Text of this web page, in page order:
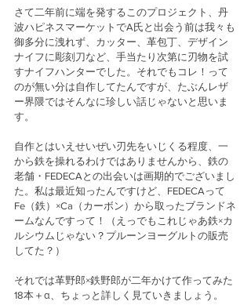
さて二年前に端を発するこのプロジェクト、丹
波ハピネスマーケットでA氏と出会う前は我々も
御多分に洩れず、カッター、革包丁、デザイン
ナイフに彫刻刀など、手当たり次第に刃物を試
すナイフハンターでした。それでもコレ！って
のが無い分は自作してたんですが、たぶんレザ
ー界隈ではそんなに珍しい話じゃないと思いま
す。
自作とはいえせいぜい刃先をいじくる程度、一
から鉄を操れるわけではありませんから、鉄の
老舗・FEDECAとの出会いは画期的でございまし
た。私は最近知ったんですけど、FEDECAって
Fe（鉄）×Ca（カーボン）から取ったブランドネ
ームなんですって！（えっでもこれじゃあ鉄×カ
ルシウムじゃない？プルーンヨーグルトの販売
してた？）
それでは革野郎×鉄野郎が二年かけて作ってみた
18本＋α、ちょっと詳しく見ていきましょう。